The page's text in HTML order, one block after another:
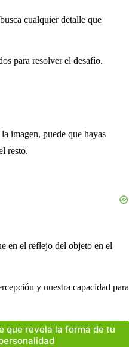
cualquier detalle que
para resolver el desafío.
imagen, puede que hayas
resto.
en el reflejo del objeto en el
y nuestra capacidad para
que revela la forma de tu